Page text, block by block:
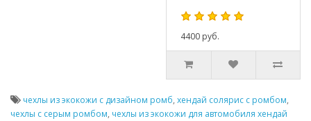
4400 руб.
чехлы из экокожи с дизайном ромб, хендай солярис с ромбом,
чехлы с серым ромбом, чехлы из экокожи для автомобиля хендай